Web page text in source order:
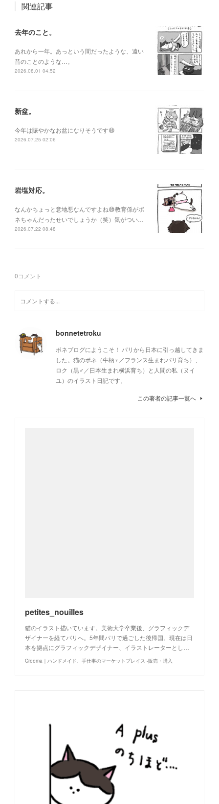
関連記事
去年のこと。
あれから一年。あっという間だったような、遠い
昔のことのような…。
2026.08.01 04:52
新盆。
今年は賑やかなお盆になりそうです😆
2026.07.25 02:06
岩塩対応。
なんかちょっと意地悪なんですよね😅教育係がボ
ネちゃんだったせいでしょうか（笑）気がつい…
2026.07.22 08:48
0コメント
bonnetetroku
ボネブログにようこそ！ パリから日本に引っ越してきま
した。猫のボネ（牛柄♀／フランス生まれパリ育ち）、
ロク（黒♂／日本生まれ横浜育ち）と人間の私（ヌイ
ユ）のイラスト日記です。
この著者の記事一覧へ
petites_nouilles
猫のイラスト描いています。美術大学卒業後、グラフィックデ
ザイナーを経てパリへ。5年間パリで過ごした後帰国。現在は日
本を拠点にグラフィックデザイナー、イラストレーターとし…
Creema｜ハンドメイド、手仕事のマーケットプレイス -販売・購入